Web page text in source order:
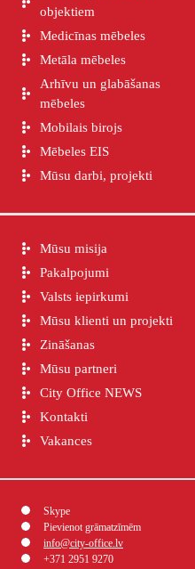
objektiem
Medicīnas mēbeles
Metāla mēbeles
Arhīvu un glabāšanas
mēbeles
Mobilais birojs
Mēbeles EIS
Mūsu darbi, projekti
Mūsu misija
Pakalpojumi
Valsts iepirkumi
Mūsu klienti un projekti
Zināšanas
Mūsu partneri
City Office NEWS
Kontakti
Vakances
Skype
Pievienot grāmatzīmēm
info@city-office.lv
+371 2951 9270